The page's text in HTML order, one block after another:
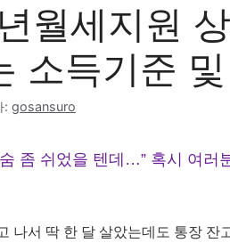
월세지원
소득기준
: gosansuro
좀 쉬었을 텐데…” 혹시 여러
나서 딱 한 달 살았는데도 통장 잔